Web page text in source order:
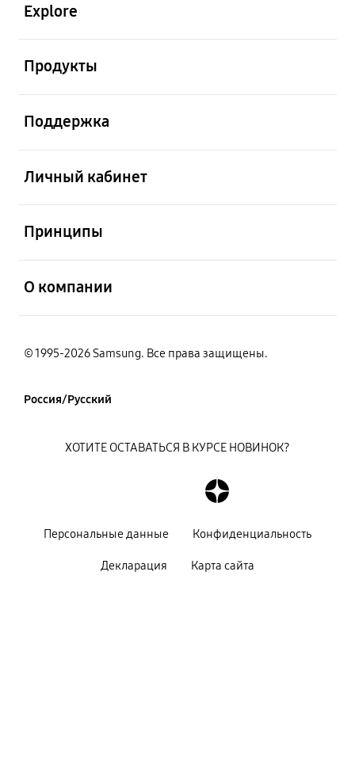
Explore
Продукты
Поддержка
Личный кабинет
Принципы
О компании
© 1995-2026 Samsung. Все права защищены.
Россия/Русский
Персональные данные Конфиденциальность
Декларация Карта сайта
ХОТИТЕ ОСТАВАТЬСЯ В КУРСЕ НОВИНОК?